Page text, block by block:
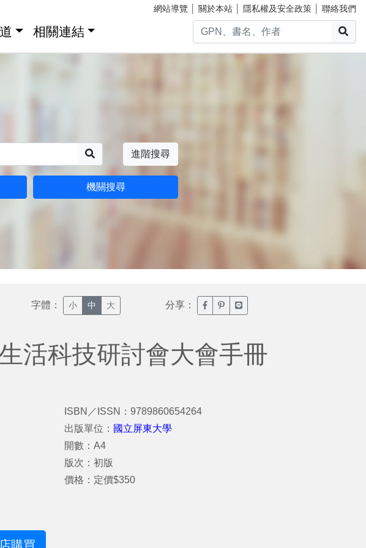
網站導覽 關於本站 隱私權及安全政策 聯絡我們
相關連結
進階搜尋
機關搜尋
字體： 小 中 大 分享： 臉書分享(另開新視窗)
噗浪分享(另開新視窗)
Line分享(另開新視窗)
活科技研討會大會手冊
ISBN／ISSN：9789860654264
出版單位： 國立屏東大學
開數：A4
版次：初版
價格：定價$350
購買